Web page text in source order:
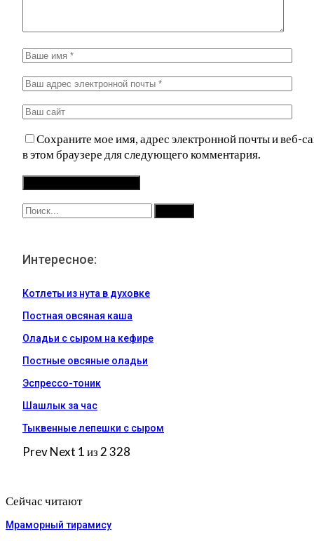
Сохраните мое имя, адрес электронной почты и веб-
в этом браузере для следующего комментария.
Интересное:
Котлеты из нута в духовке
Постная овсяная каша
Оладьи с сыром на кефире
Постные овсяные оладьи
Эспрессо-тоник
Шашлык за час
Тыквенные лепешки с сыром
PrevNext 1 из 2 328
Сейчас читают
Мраморный тирамису